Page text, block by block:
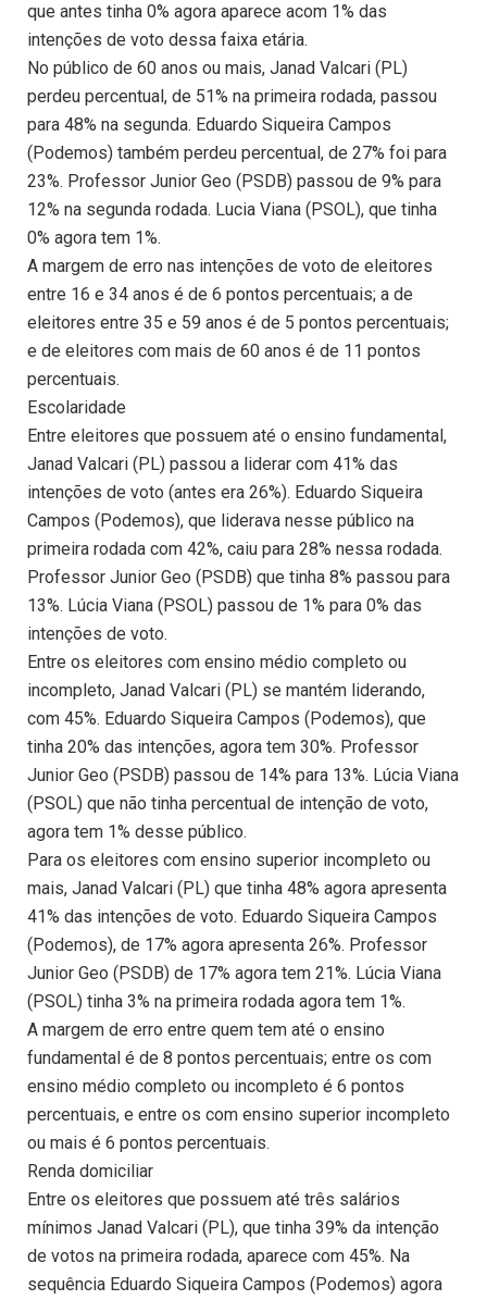
que antes tinha 0% agora aparece acom 1% das
intenções de voto dessa faixa etária.
No público de 60 anos ou mais, Janad Valcari (PL)
perdeu percentual, de 51% na primeira rodada, passou
para 48% na segunda. Eduardo Siqueira Campos
(Podemos) também perdeu percentual, de 27% foi para
23%. Professor Junior Geo (PSDB) passou de 9% para
12% na segunda rodada. Lucia Viana (PSOL), que tinha
0% agora tem 1%.
A margem de erro nas intenções de voto de eleitores
entre 16 e 34 anos é de 6 pontos percentuais; a de
eleitores entre 35 e 59 anos é de 5 pontos percentuais;
e de eleitores com mais de 60 anos é de 11 pontos
percentuais.
Escolaridade
Entre eleitores que possuem até o ensino fundamental,
Janad Valcari (PL) passou a liderar com 41% das
intenções de voto (antes era 26%). Eduardo Siqueira
Campos (Podemos), que liderava nesse público na
primeira rodada com 42%, caiu para 28% nessa rodada.
Professor Junior Geo (PSDB) que tinha 8% passou para
13%. Lúcia Viana (PSOL) passou de 1% para 0% das
intenções de voto.
Entre os eleitores com ensino médio completo ou
incompleto, Janad Valcari (PL) se mantém liderando,
com 45%. Eduardo Siqueira Campos (Podemos), que
tinha 20% das intenções, agora tem 30%. Professor
Junior Geo (PSDB) passou de 14% para 13%. Lúcia Viana
(PSOL) que não tinha percentual de intenção de voto,
agora tem 1% desse público.
Para os eleitores com ensino superior incompleto ou
mais, Janad Valcari (PL) que tinha 48% agora apresenta
41% das intenções de voto. Eduardo Siqueira Campos
(Podemos), de 17% agora apresenta 26%. Professor
Junior Geo (PSDB) de 17% agora tem 21%. Lúcia Viana
(PSOL) tinha 3% na primeira rodada agora tem 1%.
A margem de erro entre quem tem até o ensino
fundamental é de 8 pontos percentuais; entre os com
ensino médio completo ou incompleto é 6 pontos
percentuais, e entre os com ensino superior incompleto
ou mais é 6 pontos percentuais.
Renda domiciliar
Entre os eleitores que possuem até três salários
mínimos Janad Valcari (PL), que tinha 39% da intenção
de votos na primeira rodada, aparece com 45%. Na
sequência Eduardo Siqueira Campos (Podemos) agora